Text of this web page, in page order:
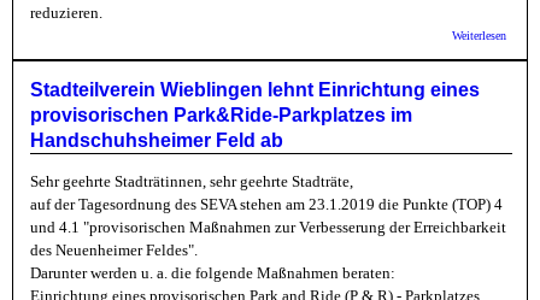
reduzieren.
Weiterlesen
Stadteilverein Wieblingen lehnt Einrichtung eines
provisorischen Park&Ride-Parkplatzes im
Handschuhsheimer Feld ab
Sehr geehrte Stadträtinnen, sehr geehrte Stadträte,
auf der Tagesordnung des SEVA stehen am 23.1.2019 die Punkte (TOP) 4
und 4.1 "provisorischen Maßnahmen zur Verbesserung der Erreichbarkeit
des Neuenheimer Feldes".
Darunter werden u. a. die folgende Maßnahmen beraten:
Einrichtung eines provisorischen Park and Ride (P & R) - Parkplatzes